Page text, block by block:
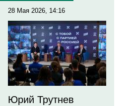
28 Мая 2026, 14:16
Юрий Трутнев